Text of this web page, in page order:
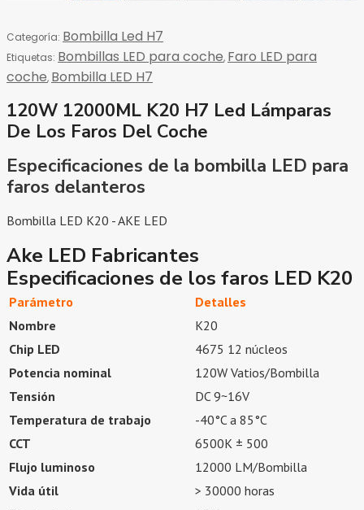
Categoría: Bombilla Led H7
Etiquetas: Bombillas LED para coche, Faro LED para
coche, Bombilla LED H7
120W 12000ML K20 H7 Led Lámparas
De Los Faros Del Coche
Especificaciones de la bombilla LED para
faros delanteros
Bombilla LED K20 - AKE LED
Ake LED Fabricantes
Especificaciones de los faros LED K20
Parámetro
Detalles
Nombre
K20
Chip LED
4675 12 núcleos
Potencia nominal
120W Vatios/Bombilla
Tensión
DC 9~16V
Temperatura de trabajo
-40°C a 85°C
CCT
6500K ± 500
Flujo luminoso
12000 LM/Bombilla
Vida útil
> 30000 horas